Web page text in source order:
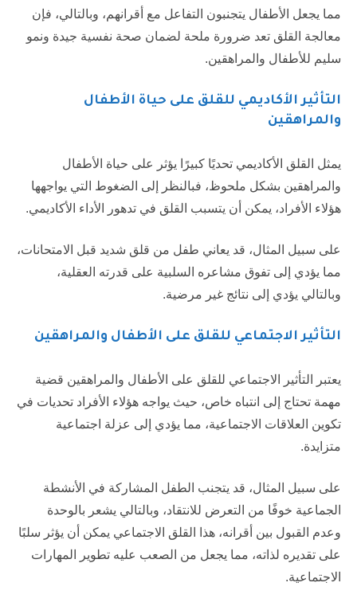
مما يجعل الأطفال يتجنبون التفاعل مع أقرانهم، وبالتالي، فإن
معالجة القلق تعد ضرورة ملحة لضمان صحة نفسية جيدة ونمو
سليم للأطفال والمراهقين.
التأثير الأكاديمي للقلق على حياة الأطفال
والمراهقين
يمثل القلق الأكاديمي تحديًا كبيرًا يؤثر على حياة الأطفال
والمراهقين بشكل ملحوظ، فبالنظر إلى الضغوط التي يواجهها
هؤلاء الأفراد، يمكن أن يتسبب القلق في تدهور الأداء الأكاديمي.
على سبيل المثال، قد يعاني طفل من قلق شديد قبل الامتحانات،
مما يؤدي إلى تفوق مشاعره السلبية على قدرته العقلية،
وبالتالي يؤدي إلى نتائج غير مرضية.
التأثير الاجتماعي للقلق على الأطفال والمراهقين
يعتبر التأثير الاجتماعي للقلق على الأطفال والمراهقين قضية
مهمة تحتاج إلى انتباه خاص، حيث يواجه هؤلاء الأفراد تحديات في
تكوين العلاقات الاجتماعية، مما يؤدي إلى عزلة اجتماعية
متزايدة.
على سبيل المثال، قد يتجنب الطفل المشاركة في الأنشطة
الجماعية خوفًا من التعرض للانتقاد، وبالتالي يشعر بالوحدة
وعدم القبول بين أقرانه، هذا القلق الاجتماعي يمكن أن يؤثر سلبًا
على تقديره لذاته، مما يجعل من الصعب عليه تطوير المهارات
الاجتماعية.